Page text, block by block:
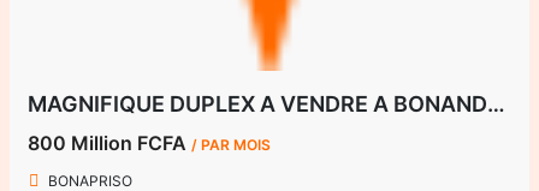
MAGNIFIQUE DUPLEX A VENDRE A BONANDJO
800 Million FCFA / PAR MOIS
BONAPRISO